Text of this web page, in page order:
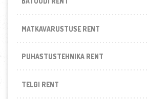
MATKAVARUSTUSE RENT
PUHASTUSTEHNIKA RENT
TELGI RENT